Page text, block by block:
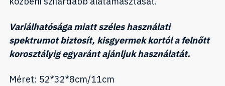
Variálhatósága miatt széles használati
spektrumot biztosít, kisgyermek kortól a felnőtt
korosztályig egyaránt ajánljuk használatát.
Méret: 52*32*8cm/11cm